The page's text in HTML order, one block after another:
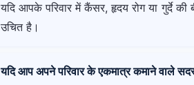
यदि आपके परिवार में कैंसर, हृदय रोग या गुर्दे की
उचित है।
यदि आप अपने परिवार के एकमात्र कमाने वाले